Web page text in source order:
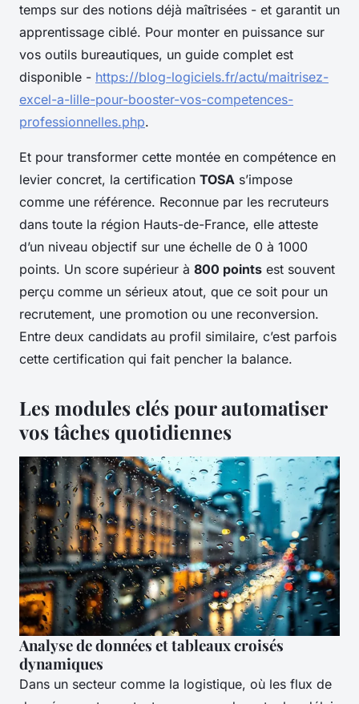
temps sur des notions déjà maîtrisées - et garantit un
apprentissage ciblé. Pour monter en puissance sur
vos outils bureautiques, un guide complet est
disponible - https://blog-logiciels.fr/actu/maitrisez-
excel-a-lille-pour-booster-vos-competences-
professionnelles.php.
Et pour transformer cette montée en compétence en
levier concret, la certification TOSA s’impose
comme une référence. Reconnue par les recruteurs
dans toute la région Hauts-de-France, elle atteste
d’un niveau objectif sur une échelle de 0 à 1000
points. Un score supérieur à 800 points est souvent
perçu comme un sérieux atout, que ce soit pour un
recrutement, une promotion ou une reconversion.
Entre deux candidats au profil similaire, c’est parfois
cette certification qui fait pencher la balance.
Les modules clés pour automatiser
vos tâches quotidiennes
Analyse de données et tableaux croisés
dynamiques
Dans un secteur comme la logistique, où les flux de